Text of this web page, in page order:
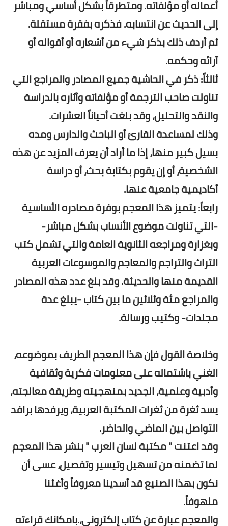
أعماله أو مؤلفاته. ومتطرقاً بشكل أساسي ومباشر
إلى الحديث عن انتسابه. فذكره بفقرة مستقلة.
ثم أردف ذلك بذكر شيء من أشعاره أو أقواله أو
آرائه وحكمه.
ثالثاً: ذكر في الحاشية جميع المصادر والمراجع التي
تناولت صاحب الترجمة أو مؤلفاته وآثاره بالدراسة
والنقد والتحليل، وقد بلغت أحياناً العشرات.
وذلك لمساعدة القارئ أو الباحث والدارس ومده
بسيل كبير منها، إذا ما أراد أن يعرف المزيد عن هذه
الشخصية، أو إن يقوم بكتابة بحث، أو دراسة
أكاديمية جامعية عنها.
رابعاً: يتميز هذا المعجم بوفرة مصادره الأساسية
-التي تناولت موضوع الأنساب بشكل مباشر-
وبغزارة ومراجعه الثانوية العامة والتي تشمل كتب
التراث والتراجم والمعاجم والموسوعات العربية
القديمة منها والحديثة. وقد بلغ عدد هذه المصادر
والمراجع مئة وثلاثين ما بين كتاب -يبلغ عدة
مجلدات- وكتيب ورسالة.
وخلاصة القول فإن هذا المعجم الطريف بموضوعه،
الغني باشتماله على معلومات فكرية وثقافية
وأدبية وعلمية، الجديد بمنهجيته وطريقة معالجته،
يسد ثغرة من ثغرات المكتبة العربية، ويرفدها برافد
التواصل بين الماضي والحاضر.
وقد اعتنت " مكتبة لسان العرب " بنشر هذا المعجم
لما تضمنه من تسهيل وتيسير وتفصيل، عسى أن
نكون بهذا الصنيع قد أسدينا معروفاً وأغثنا
ملهوفاً.
والمعجم عبارة عن كتاب إلكتروني،.بامكانك قراءته